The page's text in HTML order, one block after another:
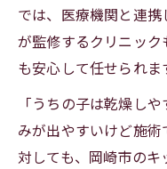
では、医療機関と連
が監修するクリニッ
も安心して任せられま
「うちの子は乾燥し
みが出やすいけど施
対しても、岡崎市の